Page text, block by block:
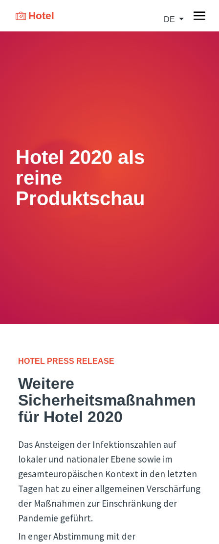
Hotel DE
Hotel 2020 als
reine
Produktschau
HOTEL PRESS RELEASE
Weitere
Sicherheitsmaßnahmen
für Hotel 2020
Das Ansteigen der Infektionszahlen auf
lokaler und nationaler Ebene sowie im
gesamteuropäischen Kontext in den letzten
Tagen hat zu einer allgemeinen Verschärfung
der Maßnahmen zur Einschränkung der
Pandemie geführt.
In enger Abstimmung mit der